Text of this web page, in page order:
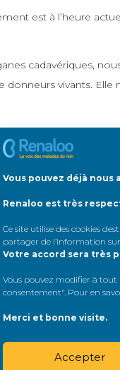
Vous pouvez déjà nous
Renaloo est très
Ce site utilise des cookies
partager de l’information
Votre accord sera très
Vous pouvez modifier à tout
consentement". Pour en
Merci et bonne visite.
Accepter
est à l’heure
cadavériques,
vivants. Elle
sur des donneurs
ce sujet.
DONNEURS
LIMITES LE